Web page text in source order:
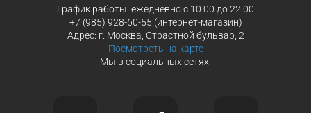
График работы: ежедневно с 10:00 до 22:00
+7 (985) 928-60-55 (интернет-магазин)
Адрес: г. Москва, Страстной бульвар, 2
Посмотреть на карте
Мы в социальных сетях: